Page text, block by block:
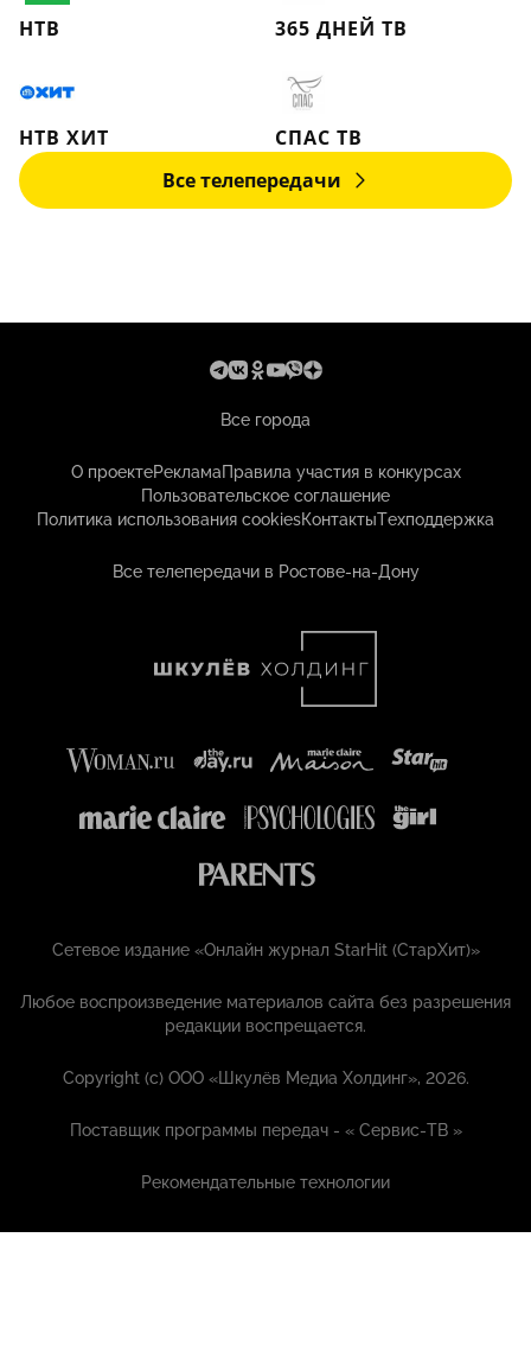
НТВ 365 ДНЕЙ ТВ
НТВ ХИТ
СПАС ТВ
Все телепередачи
Все города
О проектеРекламаПравила участия в конкурсах
Пользовательское соглашение
Политика использования cookiesКонтактыТехподдержка
Все телепередачи в Ростове-на-Дону
Сетевое издание «Онлайн журнал StarHit (СтарХит)»
Любое воспроизведение материалов сайта без разрешения
редакции воспрещается.
Copyright (с) ООО «Шкулёв Медиа Холдинг», 2026.
Поставщик программы передач - «Сервис-ТВ »
Рекомендательные технологии